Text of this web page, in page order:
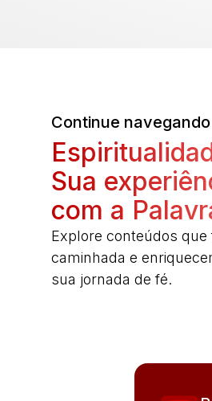
Continue navegando
Sua
com a
Explore conteúdos
caminhada e
sua jornada de fé.